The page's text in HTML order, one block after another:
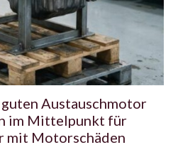
Austauschmotor
im Mittelpunkt für
mit Motorschäden